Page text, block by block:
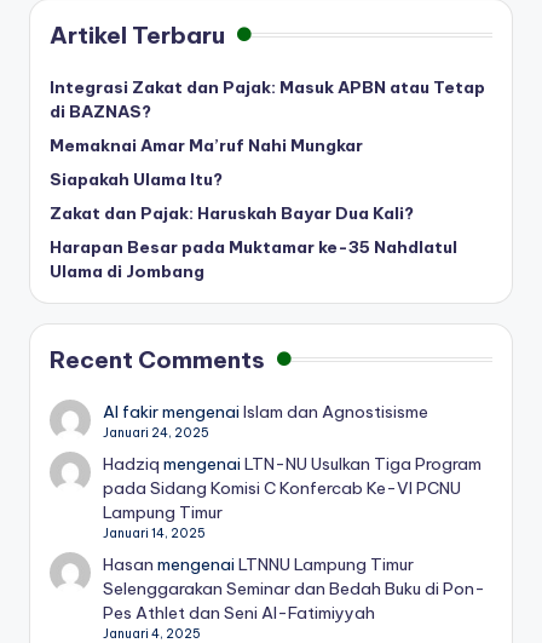
Artikel Terbaru
Integrasi Zakat dan Pajak: Masuk APBN atau Tetap
di BAZNAS?
Memaknai Amar Ma’ruf Nahi Mungkar
Siapakah Ulama Itu?
Zakat dan Pajak: Haruskah Bayar Dua Kali?
Harapan Besar pada Muktamar ke-35 Nahdlatul
Ulama di Jombang
Recent Comments
Al fakirmengenaiIslam dan Agnostisisme
Januari 24, 2025
Hadziq mengenaiLTN-NU Usulkan Tiga Program
pada Sidang Komisi C Konfercab Ke-VI PCNU
Lampung Timur
Januari 14, 2025
Hasan mengenaiLTNNU Lampung Timur
Selenggarakan Seminar dan Bedah Buku di Pon-
Pes Athlet dan Seni Al-Fatimiyyah
Januari 4, 2025